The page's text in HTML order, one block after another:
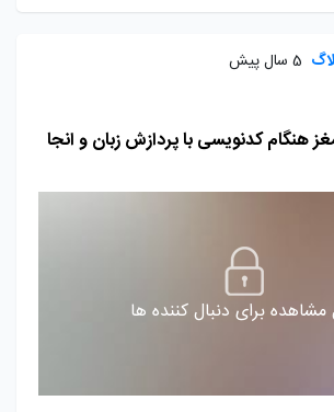
5 سال پیش
هنگام کدنویسی با پردازش زبان و انجا
مشاهده برای دنبال کننده ها